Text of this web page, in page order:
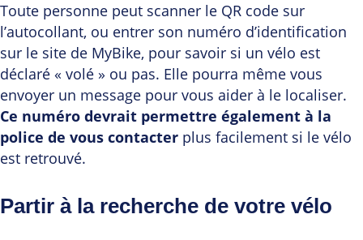
Toute personne peut scanner le QR code sur
l’autocollant, ou entrer son numéro d’identification
sur le site de MyBike, pour savoir si un vélo est
déclaré « volé » ou pas. Elle pourra même vous
envoyer un message pour vous aider à le localiser.
Ce numéro devrait permettre également à la
police de vous contacter plus facilement si le vélo
est retrouvé.
Partir à la recherche de votre vélo